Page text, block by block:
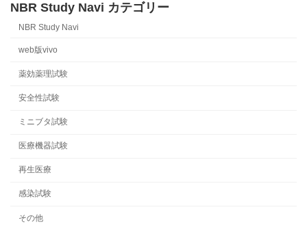
NBR Study Navi カテゴリー
NBR Study Navi
web版vivo
薬効薬理試験
安全性試験
ミニブタ試験
医療機器試験
再生医療
感染試験
その他